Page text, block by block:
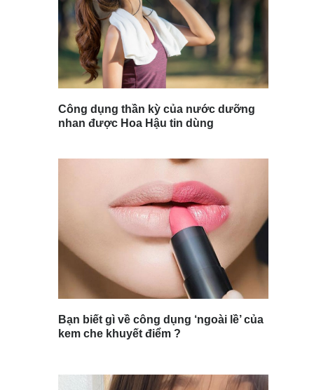
Công dụng thần kỳ của nước dưỡng
nhan được Hoa Hậu tin dùng
Bạn biết gì về công dụng ‘ngoài lề’ của
kem che khuyết điểm ?